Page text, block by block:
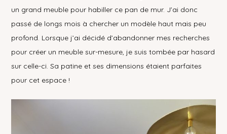
un grand meuble pour habiller ce pan de mur. J’ai donc
passé de longs mois à chercher un modèle haut mais peu
profond. Lorsque j’ai décidé d’abandonner mes recherches
pour créer un meuble sur-mesure, je suis tombée par hasard
sur celle-ci. Sa patine et ses dimensions étaient parfaites
pour cet espace !